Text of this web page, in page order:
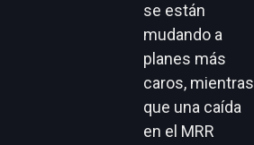
se están
mudando a
planes más
caros, mientras
que una caída
en el MRR